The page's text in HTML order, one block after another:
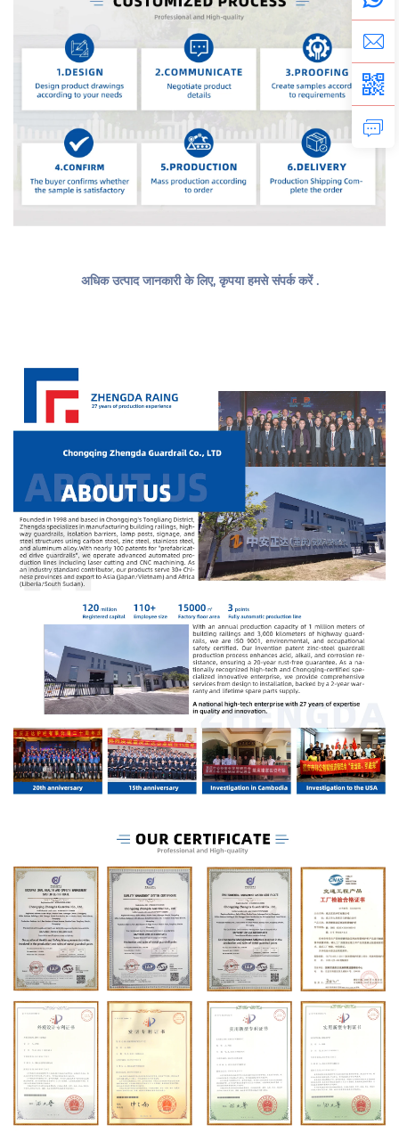
अधिक उत्पाद जानकारी के लिए, कृपया हमसे संपर्क करें .